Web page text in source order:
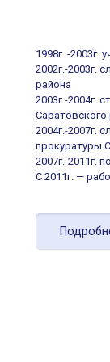
1998г. -2003г.
2002г.-2003г.
района
2003г.-2004г.
Саратовского
2004г.-2007г.
прокуратуры
2007г.-2011г.
С 2011г. —